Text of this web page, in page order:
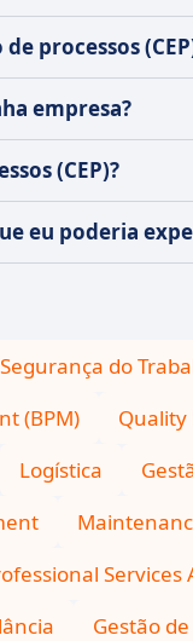
processos
empresa?
(CEP)?
eu poderia
Segurança do
(BPM)
Logística
Services
Gestão